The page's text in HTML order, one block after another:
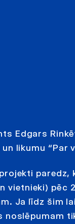
Edgars
likumu “Par
paredz,
vietnieki) pēc
Ja līdz šim